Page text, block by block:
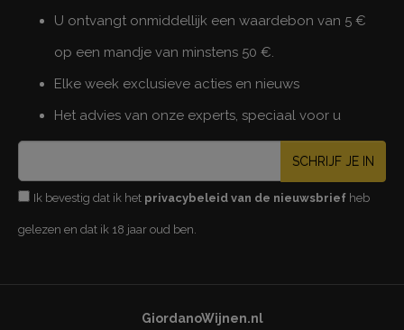
U ontvangt onmiddellijk een waardebon van 5 €
op een mandje van minstens 50 €.
Elke week exclusieve acties en nieuws
Het advies van onze experts, speciaal voor u
SCHRIJF JE IN
Ik bevestig dat ik het privacybeleid van de nieuwsbrief heb
gelezen en dat ik 18 jaar oud ben.
GiordanoWijnen.nl